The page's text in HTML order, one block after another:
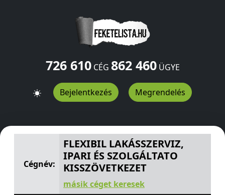
726 610CÉG 862 460ÜGYE
Bejelentkezés Megrendelés
FLEXIBIL LAKÁSSZERVIZ, IPARI ÉS SZOLGÁLTATO
Cégnév:
FLEXIBIL LAKÁSSZERVIZ,
IPARI ÉS SZOLGÁLTATO
KISSZÖVETKEZET
másik céget keresek